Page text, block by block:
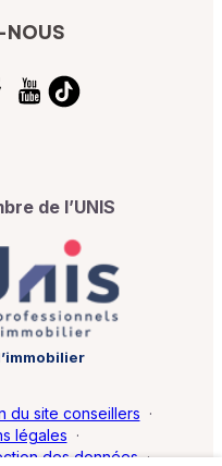
de l’UNIS
du site conseillers ·
légales ·
des données ·